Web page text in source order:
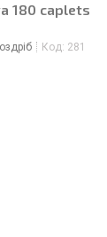
180 caplets
Код: 281